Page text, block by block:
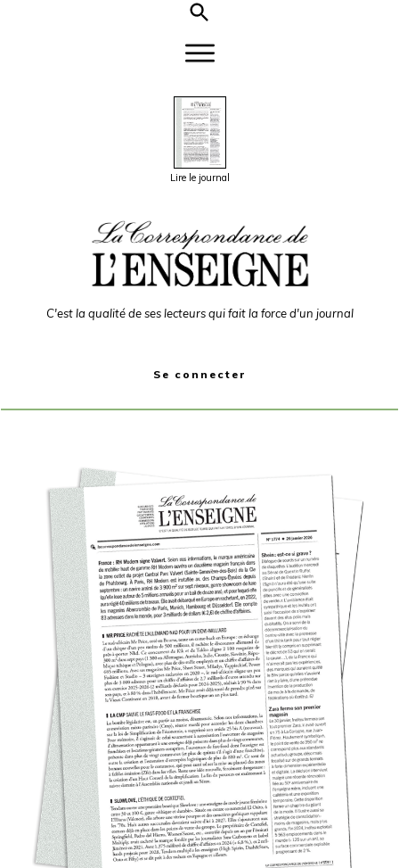
Lire le journal
C'est la qualité de ses lecteurs qui fait la force d'un journal
Se connecter